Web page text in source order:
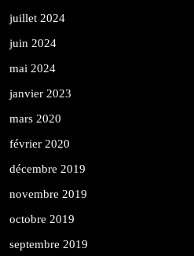
juillet 2024
juin 2024
mai 2024
janvier 2023
mars 2020
février 2020
décembre 2019
novembre 2019
octobre 2019
septembre 2019